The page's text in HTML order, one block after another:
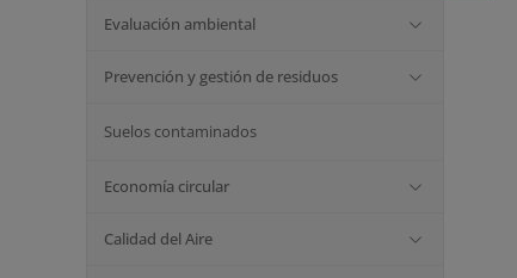
Evaluación ambiental
Prevención y gestión de residuos
Suelos contaminados
Economía circular
Calidad del Aire